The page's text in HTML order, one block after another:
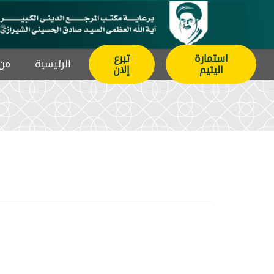
استمارة
اليتيم
تبرع
إلان الرئيسیة